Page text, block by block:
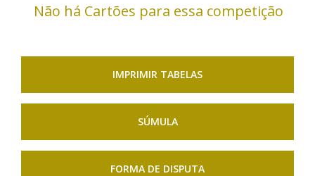
Não há Cartões para essa competição
IMPRIMIR TABELAS
SÚMULA
FORMA DE DISPUTA